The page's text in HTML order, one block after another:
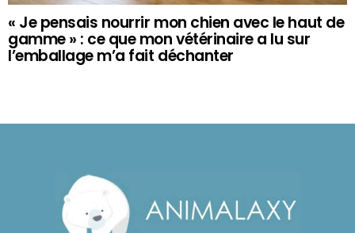
« Je pensais nourrir mon chien avec le haut de
gamme » : ce que mon vétérinaire a lu sur
l’emballage m’a fait déchanter